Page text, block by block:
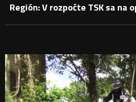
Región: V rozpočte TSK sa na